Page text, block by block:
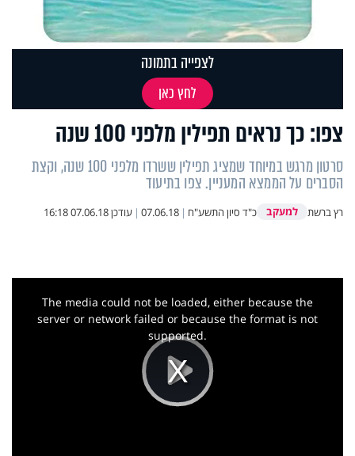
צפו: כך נראים תפילין מלפני 100 שנה
סרטון מרגש במיוחד שמציג תפילין ששרדו מלפני 100 שנה, וקצת
הסברים על הממצא המעניין. צפו בתיעוד
רץ ברשת למעקב כ"ד סיון התשע"ח |
07.06.18
| עודכן07.06.18 16:18
לצפייה בתמונה
לחץ כאן
Play
The media could not be loaded, either because the
server or network failed or because the format is not
supported.